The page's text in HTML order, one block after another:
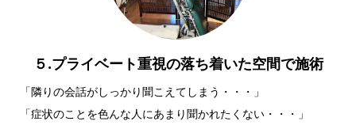
５.プライベート重視の落ち着いた空間で施術
「隣りの会話がしっかり聞こえてしまう・・・」
「症状のことを色んな人にあまり聞かれたくない・・・」